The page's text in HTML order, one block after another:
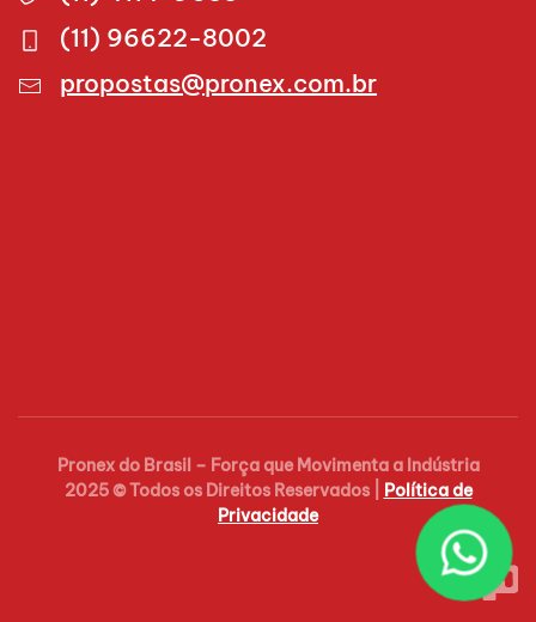
(11) 96622-8002
propostas@pronex.com.br
Pronex do Brasil – Força que Movimenta a Indústria
2025 © Todos os Direitos Reservados | Política de
Privacidade